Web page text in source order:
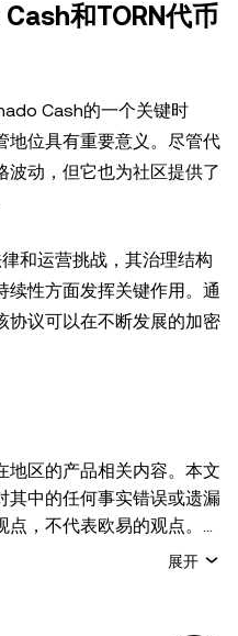
和TORN代币
Cash的一个关键时
地位具有重要意义。尽管代
波动，但它也为社区提供了
和运营挑战，其治理结构
续性方面发挥关键作用。通
协议可以在不断发展的加密
地区的产品相关内容。本文
其中的任何事实错误或遗漏
，不代表欧易的观点。
括但不限于：(i) 投资建议
展开